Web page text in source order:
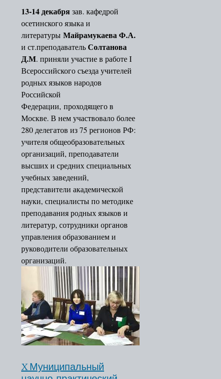
13-14 декабрязав. кафедрой
осетинского языка и
литературы Майрамукаева Ф.А.
и ст.преподавательСолтанова
Д.М. приняли участие в работе I
Всероссийского съезда учителей
родных языков народов
Российской
Федерации, проходящего в
Москве. В нем участвовало более
280 делегатов из 75 регионов РФ:
учителя общеобразовательных
организаций, преподаватели
высших и средних специальных
учебных заведений,
представители академической
науки, специалисты по методике
преподавания родных языков и
литератур, сотрудники органов
управления образованием и
руководители образовательных
организаций.
X Муниципальный